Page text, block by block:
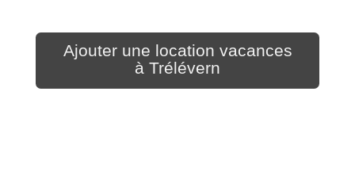
Ajouter une location vacances
à Trélévern